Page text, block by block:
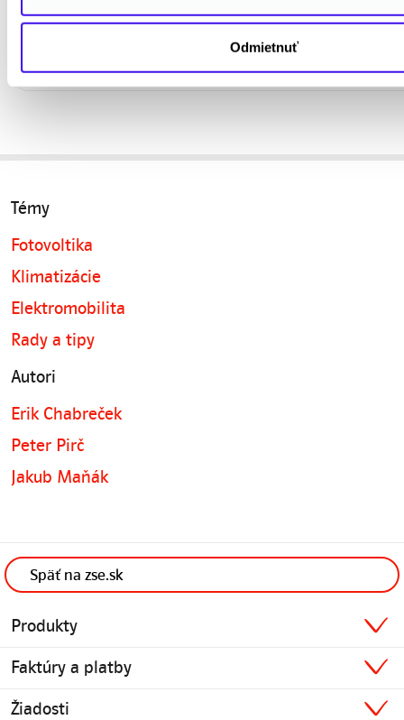
Odmietnuť
ELEKTROMOBILITA PRE FIRMY
Zoznámte sa s riešeniami pre firmy od
Témy
Fotovoltika
Klimatizácie
Elektromobilita
Rady a tipy
Autori
Erik Chabreček
Peter Pirč
Jakub Maňák
Späť na zse.sk
Produkty
Faktúry a platby
Žiadosti